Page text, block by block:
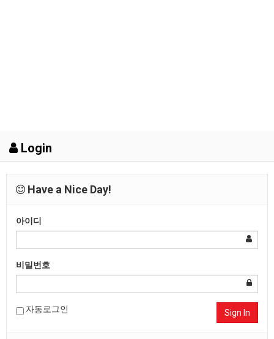
Login
Have a Nice Day!
아이디
비밀번호
자동로그인 Sign In